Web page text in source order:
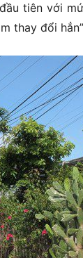
tiên với
thay đổi